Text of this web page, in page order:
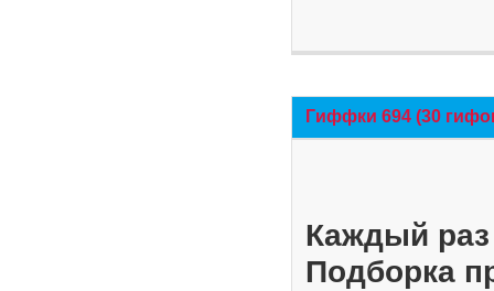
Гиффки 694 (30
Каждый
Подборка